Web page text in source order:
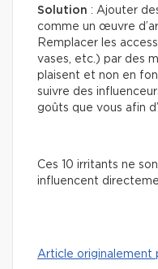
Solution : Ajouter
comme un œuvre
Remplacer les
vases, etc.) par des
plaisent et non en
suivre des
goûts que vous afin
Ces 10 irritants ne
influencent
Article originalement